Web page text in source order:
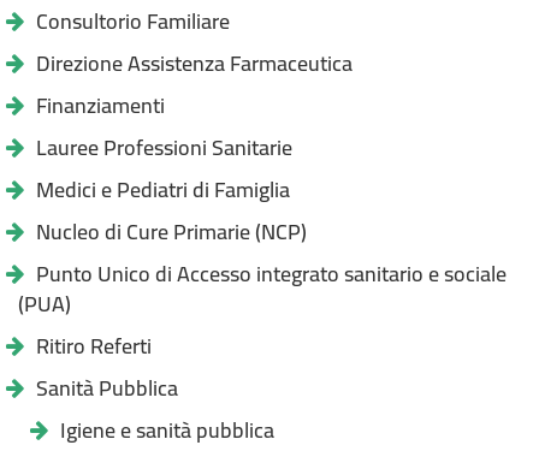
Consultorio Familiare
Direzione Assistenza Farmaceutica
Finanziamenti
Lauree Professioni Sanitarie
Medici e Pediatri di Famiglia
Nucleo di Cure Primarie (NCP)
Punto Unico di Accesso integrato sanitario e sociale
(PUA)
Ritiro Referti
Sanità Pubblica
Igiene e sanità pubblica